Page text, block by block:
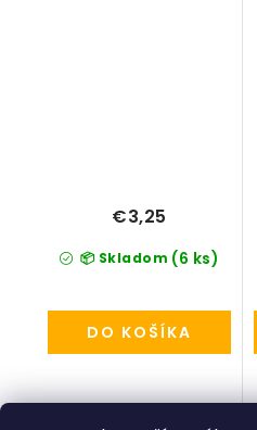
📦 Skladom (6 ks)
€3,25
DO KOŠÍKA